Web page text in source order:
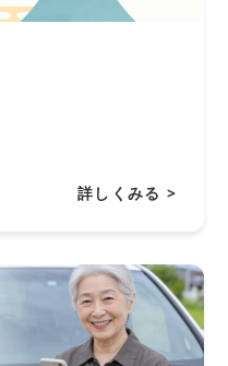
詳しくみる >